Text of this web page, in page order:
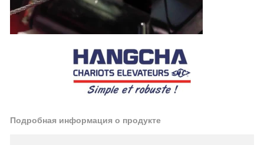
Подробная информация о продукте